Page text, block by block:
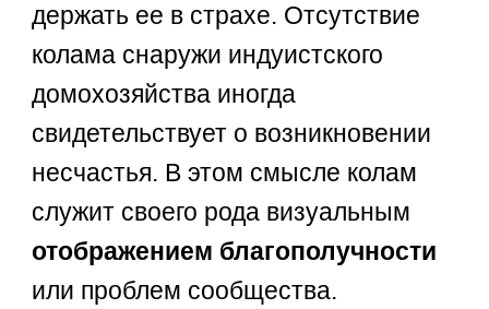
держать ее в страхе. Отсутствие
колама снаружи индуистского
домохозяйства иногда
свидетельствует о возникновении
несчастья. В этом смысле колам
служит своего рода визуальным
отображением благополучности
или проблем сообщества.